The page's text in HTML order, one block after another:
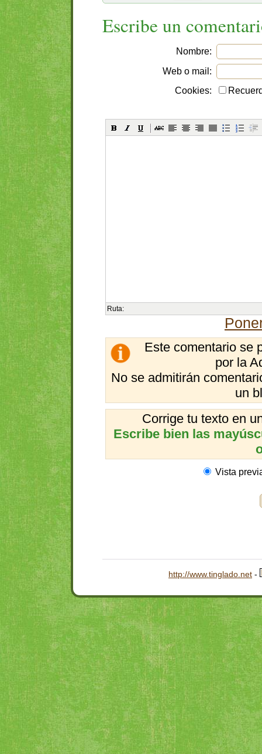
Escribe un
Nombre:
Web o mail:
Cookies:
Ruta:
Este comentario se
por la
No se admitirán
un
Corrige tu texto en
Escribe bien las
Vista
http://www.tinglado.net -